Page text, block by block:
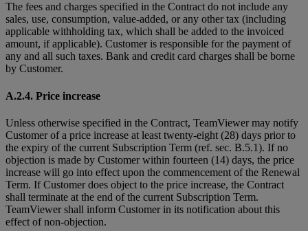
The fees and charges specified in the Contract do not include any
sales, use, consumption, value-added, or any other tax (including
applicable withholding tax, which shall be added to the invoiced
amount, if applicable). Customer is responsible for the payment of
any and all such taxes. Bank and credit card charges shall be borne
by Customer.
A.2.4. Price increase
Unless otherwise specified in the Contract, TeamViewer may notify
Customer of a price increase at least twenty-eight (28) days prior to
the expiry of the current Subscription Term (ref. sec. B.5.1). If no
objection is made by Customer within fourteen (14) days, the price
increase will go into effect upon the commencement of the Renewal
Term. If Customer does object to the price increase, the Contract
shall terminate at the end of the current Subscription Term.
TeamViewer shall inform Customer in its notification about this
effect of non-objection.